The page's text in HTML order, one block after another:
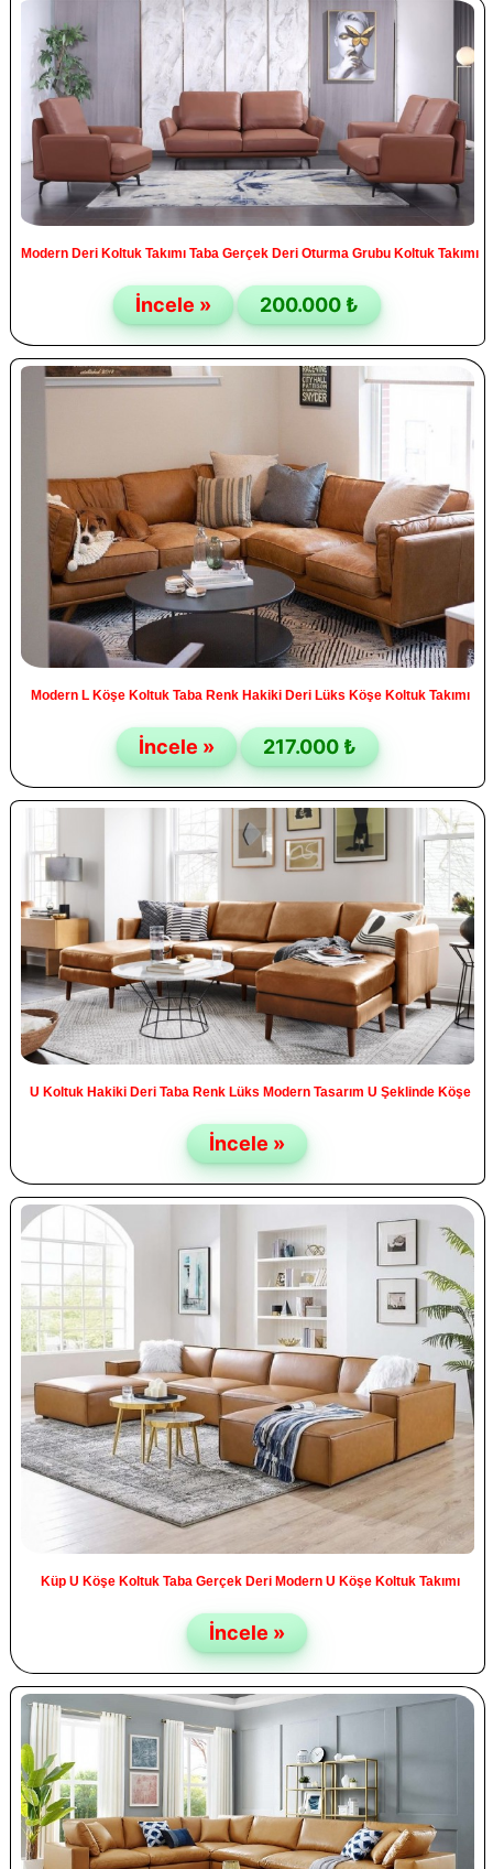
Modern Deri Koltuk Takımı Taba Gerçek Deri Oturma Grubu Koltuk Takımı
İncele » 200.000 ₺
Modern L Köşe Koltuk Taba Renk Hakiki Deri Lüks Köşe Koltuk Takımı
İncele » 217.000 ₺
U Koltuk Hakiki Deri Taba Renk Lüks Modern Tasarım U Şeklinde Köşe
İncele »
Küp U Köşe Koltuk Taba Gerçek Deri Modern U Köşe Koltuk Takımı
İncele »